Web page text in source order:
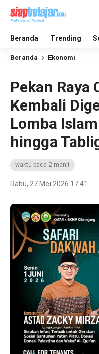
Beranda Trending
Beranda Ekonomi
Pekan Raya
Kembali
Lomba
hingga
waktu baca 2 menit
Rabu, 27 Mei 2026 17:41